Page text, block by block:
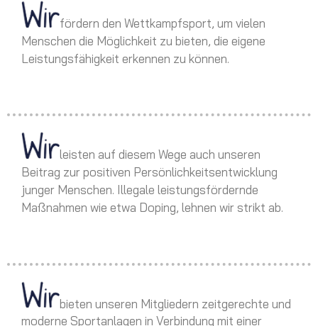
fördern den Wettkampfsport, um vielen
Menschen die Möglichkeit zu bieten, die eigene
Leistungsfähigkeit erkennen zu können.
leisten auf diesem Wege auch unseren
Beitrag zur positiven Persönlichkeitsentwicklung
junger Menschen. Illegale leistungsfördernde
Maßnahmen wie etwa Doping, lehnen wir strikt ab.
bieten unseren Mitgliedern zeitgerechte und
moderne Sportanlagen in Verbindung mit einer